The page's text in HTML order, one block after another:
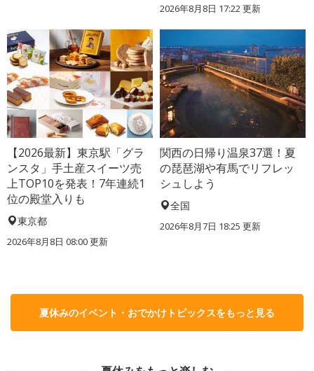
2026年8月8日 17:22更新
【2026最新】東京駅「グラ
ンスタ」手土産スイーツ売
上TOP10を発表！7年連続1
位の殿堂入りも
東京都
2026年8月8日 08:00更新
関西の日帰り温泉37選！夏
の琵琶湖や有馬でリフレッ
シュしよう
全国
2026年8月7日 18:25 更新
夏休みのイベント・おでかけトピックスをもっと見る